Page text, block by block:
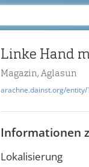
Linke Hand
Magazin, Aglasun
arachne.dainst.org/entity/
Informationen
Lokalisierung